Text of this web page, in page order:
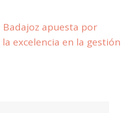
apuesta por
excelencia en la gestión